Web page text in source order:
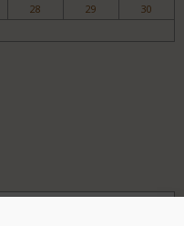
28 29
30